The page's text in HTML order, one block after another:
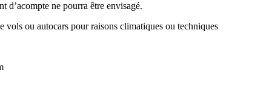
d’acompte ne pourra être envisagé.
vols ou autocars pour raisons climatiques ou techniques